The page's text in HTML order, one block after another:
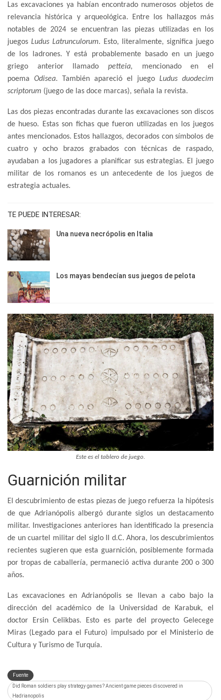
Las excavaciones ya habían encontrado numerosos objetos de
relevancia histórica y arqueológica. Entre los hallazgos más
notables de 2024 se encuentran las piezas utilizadas en los
juegos Ludus Latrunculorum. Esto, literalmente, significa juego
de los ladrones. Y está probablemente basado en un juego
griego anterior llamado petteia, mencionado en el
poema Odisea. También apareció el juego Ludus duodecim
scriptorum (juego de las doce marcas), señala la revista.
Las dos piezas encontradas durante las excavaciones son discos
de hueso. Estas son fichas que fueron utilizadas en los juegos
antes mencionados. Estos hallazgos, decorados con símbolos de
cuatro y ocho brazos grabados con técnicas de raspado,
ayudaban a los jugadores a planificar sus estrategias. El juego
militar de los romanos es un antecedente de los juegos de
estrategia actuales.
TE PUEDE INTERESAR:
Una nueva necrópolis en Italia
Los mayas bendecían sus juegos de pelota
Este es el tablero de juego.
Guarnición militar
El descubrimiento de estas piezas de juego refuerza la hipótesis
de que Adrianópolis albergó durante siglos un destacamento
militar. Investigaciones anteriores han identificado la presencia
de un cuartel militar del siglo II d.C. Ahora, los descubrimientos
recientes sugieren que esta guarnición, posiblemente formada
por tropas de caballería, permaneció activa durante 200 o 300
años.
Las excavaciones en Adrianópolis se llevan a cabo bajo la
dirección del académico de la Universidad de Karabuk, el
doctor Ersin Celikbas. Esto es parte del proyecto Gelecege
Miras (Legado para el Futuro) impulsado por el Ministerio de
Cultura y Turismo de Turquía.
Fuente
Did Roman soldiers play strategy games? Ancient game pieces discovered in
Hadrianopolis